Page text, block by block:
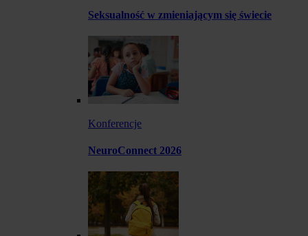
Seksualność w zmieniającym się świecie
Konferencje
NeuroConnect 2026